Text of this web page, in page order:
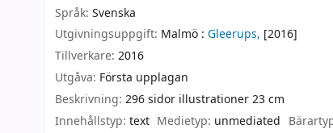
Språk: Svenska
Utgivningsuppgift: Malmö : Gleerups, [2016]
Tillverkare: 2016
Utgåva: Första upplagan
Beskrivning: 296 sidor illustrationer 23 cm
Innehållstyp: text Medietyp: unmediated